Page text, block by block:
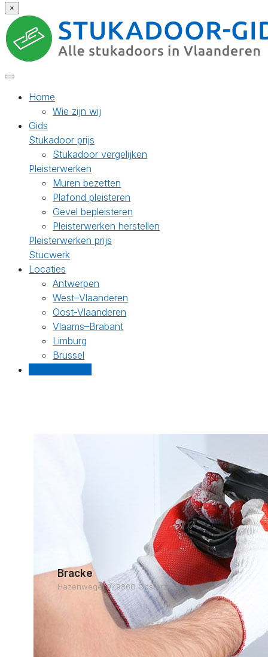
×
Home
Wie zijn wij
Gids
Stukadoor prijs
Stukadoor vergelijken
Pleisterwerken
Muren bezetten
Plafond pleisteren
Gevel bepleisteren
Pleisterwerken herstellen
Pleisterwerken prijs
Stucwerk
Locaties
Antwerpen
West–Vlaanderen
Oost-Vlaanderen
Vlaams–Brabant
Limburg
Brussel
Bracke
Hazenwegel 9, 9860 Oosterzele